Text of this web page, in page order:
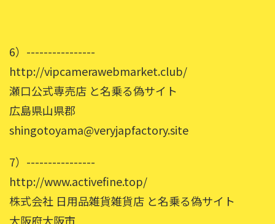
6）----------------
http://vipcamerawebmarket.club/
瀬口公式専売店 と名乗る偽サイト
広島県山県郡
shingotoyama@veryjapfactory.site
7）----------------
http://www.activefine.top/
株式会社 日用品雑貨雑貨店 と名乗る偽サイト
大阪府大阪市